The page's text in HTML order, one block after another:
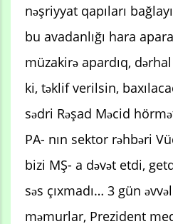
nəşriyyat qapıları
bu avadanlığı hara
müzakirə apardıq,
ki, təklif verilsin,
sədri Rəşad Məcid
PA- nın sektor rəhbəri
bizi MŞ- a dəvət etdi,
səs çıxmadı… 3 gün
məmurlar, Prezident